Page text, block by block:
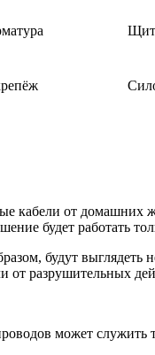
кабели от домашних
будет работать
будут
от разрушительных
может служить